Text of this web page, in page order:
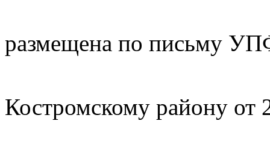
размещена по письму
Костромскому району